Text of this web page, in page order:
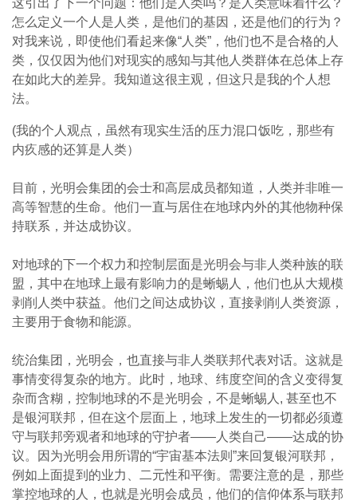
这引出了下一个问题：他们是人类吗？是人类意味着什么？
怎么定义一个人是人类，是他们的基因，还是他们的行为？
对我来说，即使他们看起来像“人类”，他们也不是合格的人
类，仅仅因为他们对现实的感知与其他人类群体在总体上存
在如此大的差异。我知道这很主观，但这只是我的个人想
法。
(我的个人观点，虽然有现实生活的压力混口饭吃，那些有
内疚感的还算是人类）
目前，光明会集团的会士和高层成员都知道，人类并非唯一
高等智慧的生命。他们一直与居住在地球内外的其他物种保
持联系，并达成协议。
对地球的下一个权力和控制层面是光明会与非人类种族的联
盟，其中在地球上最有影响力的是蜥蜴人，他们也从大规模
剥削人类中获益。他们之间达成协议，直接剥削人类资源，
主要用于食物和能源。
统治集团，光明会，也直接与非人类联邦代表对话。这就是
事情变得复杂的地方。此时，地球、纬度空间的含义变得复
杂而含糊，控制地球的不是光明会，不是蜥蜴人, 甚至也不
是银河联邦，但在这个层面上，地球上发生的一切都必须遵
守与联邦旁观者和地球的守护者——人类自己——达成的协
议。因为光明会用所谓的“宇宙基本法则”来回复银河联邦，
例如上面提到的业力、二元性和平衡。需要注意的是，那些
掌控地球的人，也就是光明会成员，他们的信仰体系与联邦